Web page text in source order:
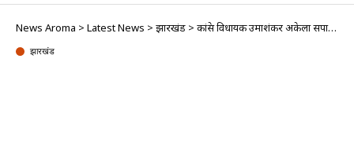
News Aroma > Latest News > झारखंड > कांग्रेस विधायक उमाशंकर अकेला सपा में हुए शामिल
झारखंड